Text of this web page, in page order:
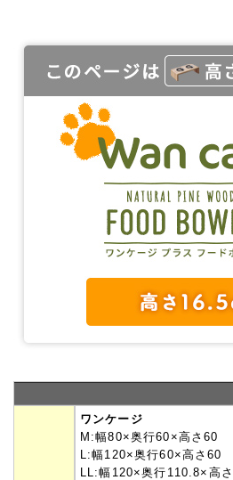
ワンケージ
M:幅80×奥行60×高さ60
L:幅120×奥行60×高さ60
LL:幅120×奥行110.8×高